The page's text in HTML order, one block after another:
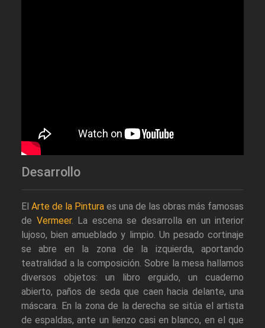
Desarrollo
El Arte de la Pintura es una de las obras más famosas
de Vermeer. La escena se desarrolla en un interior
lujoso, bien amueblado y limpio. Un pesado cortinaje
se abre en la zona de la izquierda, aportando
teatralidad a la composición. Sobre la mesa hallamos
diversos objetos: un libro erguido, un cuaderno
abierto, paños de seda que caen hacia delante, una
máscara. En la zona de la derecha se sitúa el artista
de espaldas, ante un lienzo casi en blanco, en el que